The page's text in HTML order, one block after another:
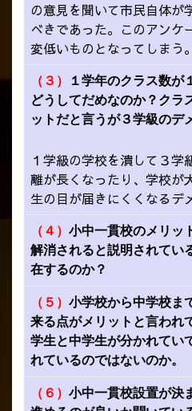
の意見を聞いて市民自体が
べきであった。このアンケ
変低いものとなってしまう。
（３）
１学年のクラス数が
どうしてだめなのか？クラ
ットだと言うが３学級のデ
１学級の学校を潰して３学
離が長くなったり、学校が
生の目が届きにくくなるデ
（４） 小中一貫校のメリッ
解消されると説明されてい
在するのか？
（５） 小学校から中学校ま
来る点がメリットと言われ
学生と中学生が分かれてい
れているのではないのか。
（６） 小中一貫校設置が決